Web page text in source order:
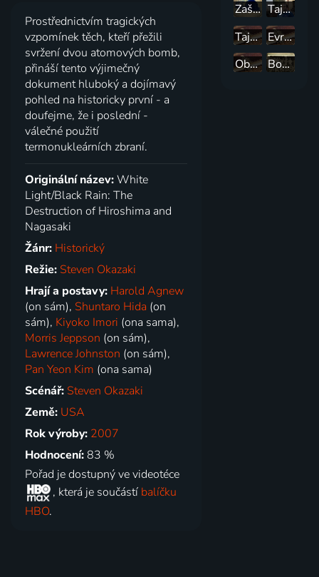
Prostřednictvím tragických
vzpomínek těch, kteří přežili
svržení dvou atomových bomb,
přináší tento výjimečný
dokument hluboký a dojímavý
pohled na historicky první - a
doufejme, že i poslední -
válečné použití
termonukleárních zbraní.
Originální název:White
Light/Black Rain: The
Destruction of Hiroshima and
Nagasaki
Žánr: Historický
Režie: Steven Okazaki
Hrají a postavy: Harold Agnew
(on sám), Shuntaro Hida (on
sám), Kiyoko Imori (ona sama),
Morris Jeppson (on sám),
Lawrence Johnston (on sám),
Pan Yeon Kim (ona sama)
Scénář: Steven Okazaki
Země: USA
Rok výroby: 2007
Hodnocení: 83 %
Pořad je dostupný ve videotéce
, která je součástí balíčku
HBO.
Zašlapané projekty
Tajné akce StB
Tajemství údolí tráckých králů
Evropa a Černobyl
Občané proti sicilské mafii
Bombardování Darwinu: Nepříjemná pravda